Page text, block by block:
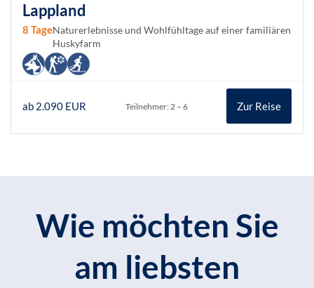
Lappland
8 TageNaturerlebnisse und Wohlfühltage auf einer familiären
Huskyfarm
ab 2.090 EUR Teilnehmer: 2 – 6 Zur Reise
Wie möchten Sie
am liebsten